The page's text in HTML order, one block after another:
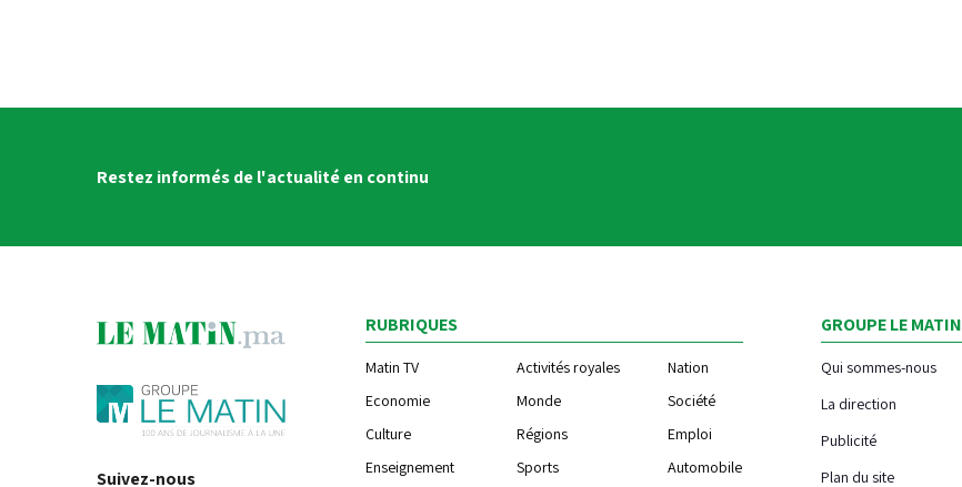
Restez informés de l'actualité en continu
Suivez-nous
RUBRIQUES
Matin TV Activités royales
Nation
Economie
Monde
Société
Culture
Régions
Emploi
Enseignement
Sports Automobile
GROUPE LE MATIN
Qui sommes-nous
La direction
Publicité
Plan du site